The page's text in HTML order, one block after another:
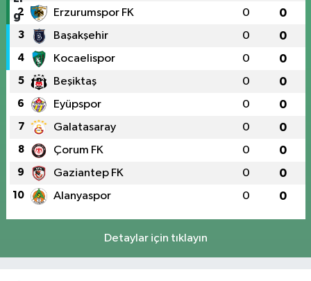
2 Erzurumspor FK 0 0
3 Başakşehir 0 0
4 Kocaelispor 0 0
5 Beşiktaş 0 0
6 Eyüpspor 0 0
7 Galatasaray 0 0
8 Çorum FK 0 0
9 Gaziantep FK 0 0
10 Alanyaspor 0 0
Detaylar için tıklayın